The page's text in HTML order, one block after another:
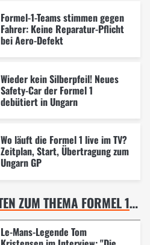
Formel-1-Teams stimmen gegen
Fahrer: Keine Reparatur-Pflicht
bei Aero-Defekt
Wieder kein Silberpfeil! Neues
Safety-Car der Formel 1
debütiert in Ungarn
Wo läuft die Formel 1 live im TV?
Zeitplan, Start, Übertragung zum
Ungarn GP
AKTUELLE NACHRICHTEN ZUM THEMA FORMEL 1 UNGARN GP, BUDAPEST
Le-Mans-Legende Tom